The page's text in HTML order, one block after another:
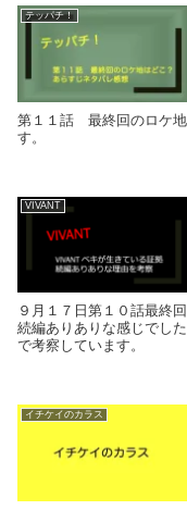
テッパチ！
第１１話 最終回のロケ地
す。
VIVANT
９月１７日第１０話最終
続編ありありな感じでし
で考察しています。
イチケイのカラス